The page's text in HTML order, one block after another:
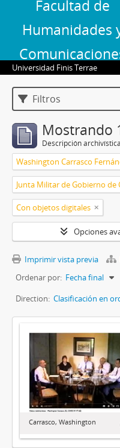
Facultad de
Humanidades
Universidad Finis Terrae
Filtros
Mostrando
Descripción archivística
Con objetos digitales
Opciones
Imprimir vista previa
Ordenar por: Fecha final
Direction: Clasificación en
Carrasco, Washington